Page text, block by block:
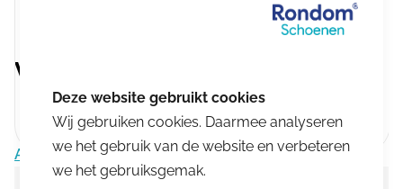
Vergelijkbare producten
Aanbieding! Aanbieding!
Wij gebruiken cookies. Daarmee analyseren
we het gebruik van de website en verbeteren
we het gebruiksgemak.